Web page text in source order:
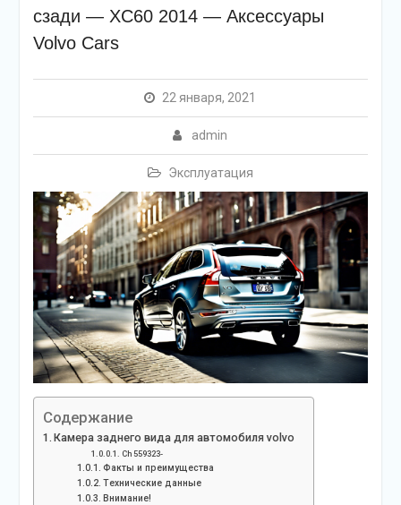
сзади — XC60 2014 — Аксессуары
Volvo Cars
22 января, 2021
admin
Эксплуатация
Содержание
Камера заднего вида для автомобиля volvo
Ch 559323-
Факты и преимущества
Технические данные
Внимание!